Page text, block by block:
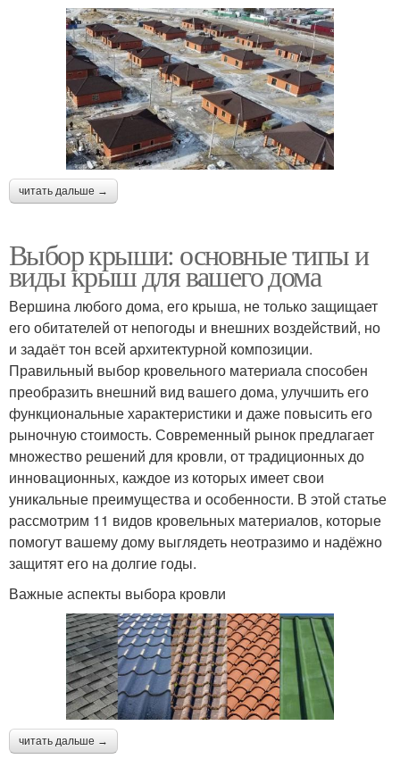
читать дальше →
Выбор крыши: основные типы и
виды крыш для вашего дома
Вершина любого дома, его крыша, не только защищает
его обитателей от непогоды и внешних воздействий, но
и задаёт тон всей архитектурной композиции.
Правильный выбор кровельного материала способен
преобразить внешний вид вашего дома, улучшить его
функциональные характеристики и даже повысить его
рыночную стоимость. Современный рынок предлагает
множество решений для кровли, от традиционных до
инновационных, каждое из которых имеет свои
уникальные преимущества и особенности. В этой статье
рассмотрим 11 видов кровельных материалов, которые
помогут вашему дому выглядеть неотразимо и надёжно
защитят его на долгие годы.
Важные аспекты выбора кровли
читать дальше →